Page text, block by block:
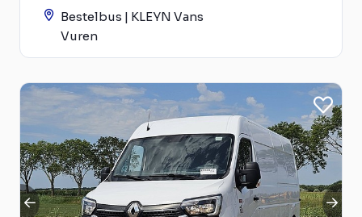
Bestelbus | KLEYN Vans
Vuren